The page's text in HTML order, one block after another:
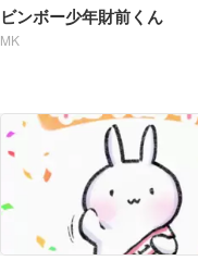
ビンボー少年財前くん
MK